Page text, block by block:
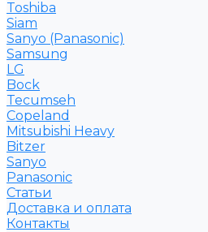
Toshiba
Siam
Sanyo (Panasonic)
Samsung
LG
Bock
Tecumseh
Copeland
Mitsubishi Heavy
Bitzer
Sanyo
Рanasonic
Статьи
Доставка и оплата
Контакты